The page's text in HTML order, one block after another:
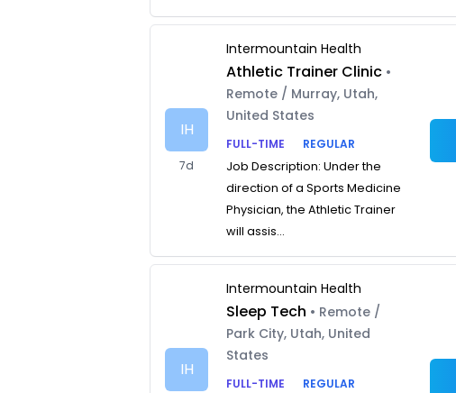
IH
7d
Intermountain Health
Athletic Trainer Clinic •
Remote / Murray, Utah,
United States
FULL-TIME
REGULAR
Job Description: Under the
direction of a Sports Medicine
Physician, the Athletic Trainer
will assis...
IH
Intermountain Health
Sleep Tech • Remote /
Park City, Utah, United
States
FULL-TIME
REGULAR